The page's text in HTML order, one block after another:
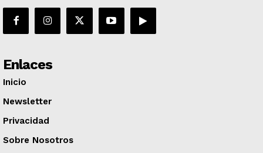
Enlaces
Inicio
Newsletter
Privacidad
Sobre Nosotros